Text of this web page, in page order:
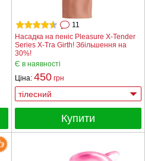
Насадка на пеніс Pleasure X-Tender
Series X-Tra Girth! Збільшення на
30%!
11
Є в наявності
Ціна: 450 грн
Купити